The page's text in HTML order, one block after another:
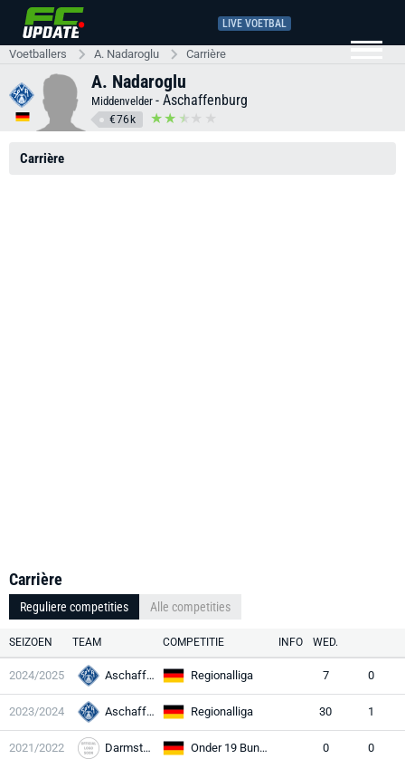
LIVE VOETBAL
Voetballers A. Nadaroglu Carrière
A. Nadaroglu
Middenvelder - Aschaffenburg
€76k
Carrière
Carrière
Reguliere competities Alle competities
SEIZOEN TEAM COMPETITIE INFO WED.
2024/2025 Aschaffenburg Regionalliga 7 0
2023/2024 Aschaffenburg Regionalliga 30 1
2021/2022 Darmstadt Onder 19 Bundesliga 0 0